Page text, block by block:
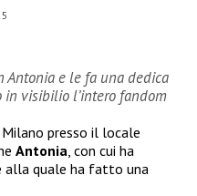
Antonia e le fa una dedica
in visibilio l’intero fandom
presso il locale
Antonia , con cui ha
alla quale ha fatto una